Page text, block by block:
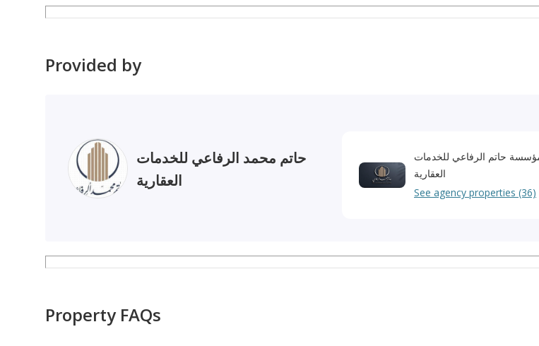
Provided by
حاتم محمد الرفاعي للخدمات
العقارية
حاتم الرفاعي للخدمات
العقارية
See agency properties (36)
Property FAQs